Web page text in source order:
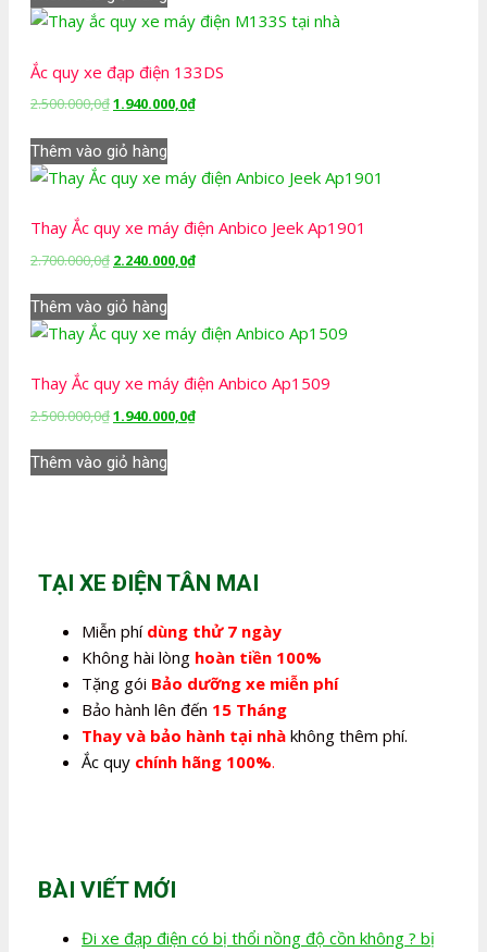
2.700.000,0₫.
là:
2.240.000,0₫.
Ắc quy xe đạp điện 133DS
2.500.000,0₫Giá
là:
2.500.000,0₫.
1.940.000,0₫Giá
là:
1.940.000,0₫.
Thêm vào giỏ hàng
Thay Ắc quy xe máy điện Anbico Jeek Ap1901
2.700.000,0₫ Giá
là:
2.700.000,0₫.
2.240.000,0₫Giá
là:
2.240.000,0₫.
Thêm vào giỏ hàng
Thay Ắc quy xe máy điện Anbico Ap1509
2.500.000,0₫Giá
là:
2.500.000,0₫.
1.940.000,0₫Giá
Thêm vào giỏ hàng
TẠI XE ĐIỆN TÂN MAI
Miễn phí dùng thử 7 ngày
Không hài lòng hoàn tiền 100%
Tặng gói Bảo dưỡng xe miễn phí
Bảo hành lên đến 15 Tháng
Thay và bảo hành tại nhà không thêm phí.
Ắc quy chính hãng 100%.
BÀI VIẾT MỚI
Đi xe đạp điện có bị thổi nồng độ cồn không ? bị